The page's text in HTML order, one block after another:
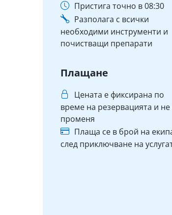
Пристига точно в 08:30
Разполага с всички
необходими инструменти и
почистващи препарати
Плащане
Цената е фиксирана по
време на резервацията и не
променя
Плаща се в брой на
след приключване на